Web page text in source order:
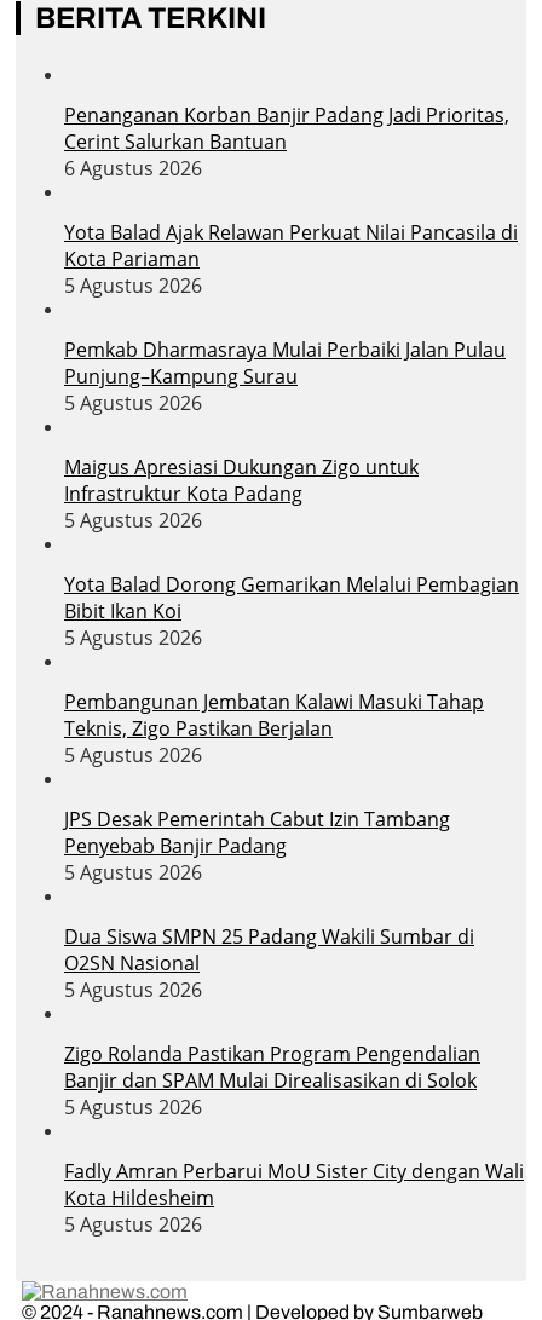
BERITA TERKINI
Penanganan Korban Banjir Padang Jadi Prioritas,
Cerint Salurkan Bantuan
6 Agustus 2026
Yota Balad Ajak Relawan Perkuat Nilai Pancasila di
Kota Pariaman
5 Agustus 2026
Pemkab Dharmasraya Mulai Perbaiki Jalan Pulau
Punjung–Kampung Surau
5 Agustus 2026
Maigus Apresiasi Dukungan Zigo untuk
Infrastruktur Kota Padang
5 Agustus 2026
Yota Balad Dorong Gemarikan Melalui Pembagian
Bibit Ikan Koi
5 Agustus 2026
Pembangunan Jembatan Kalawi Masuki Tahap
Teknis, Zigo Pastikan Berjalan
5 Agustus 2026
JPS Desak Pemerintah Cabut Izin Tambang
Penyebab Banjir Padang
5 Agustus 2026
Dua Siswa SMPN 25 Padang Wakili Sumbar di
O2SN Nasional
5 Agustus 2026
Zigo Rolanda Pastikan Program Pengendalian
Banjir dan SPAM Mulai Direalisasikan di Solok
5 Agustus 2026
Fadly Amran Perbarui MoU Sister City dengan Wali
Kota Hildesheim
5 Agustus 2026
© 2024 - Ranahnews.com | Developed by Sumbarweb